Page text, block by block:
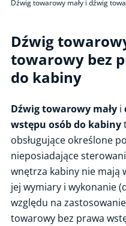
Dźwig towarowy mały i dźwig
Urządzenia ciśnieniowe
Urządzenia transportu
Urządzenie do
do kabiny
Dźwig budowlany
Podest ruchomy przejezdny
Suwnice, wciągniki,
Dźwignica linotorowa
Żuraw samojezdny
Dźwignik o ruchu
Dźwig
towarowy bez
do kabiny
Dźwig towarowy mały i
wstępu osób do kabiny
obsługujące określone
nieposiadające
wnętrza kabiny nie mają
jej wymiary i wykonanie
względu na
towarowy bez prawa